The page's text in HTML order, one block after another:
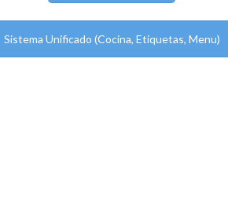
Sistema Unificado (Cocina, Etiquetas, Menu)